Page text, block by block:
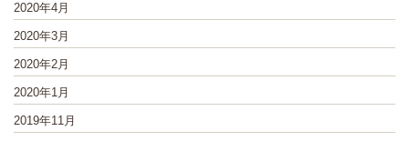
2020年4月
2020年3月
2020年2月
2020年1月
2019年11月